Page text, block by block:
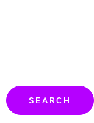
SEARCH